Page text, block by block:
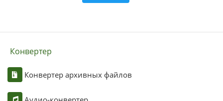
Конвертер
Конвертер архивных файлов